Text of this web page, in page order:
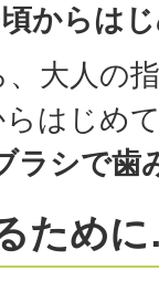
からは
大人の
はじめ
ラシで歯
ため